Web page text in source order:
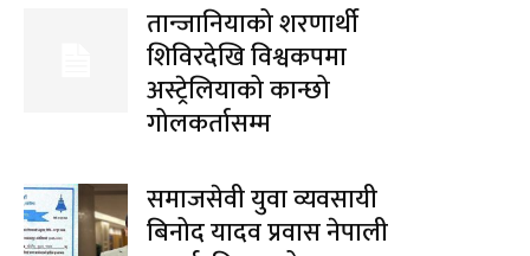
तान्जानियाको शरणार्थी
शिविरदेखि विश्वकपमा
अस्ट्रेलियाको कान्छो
गोलकर्तासम्म
समाजसेवी युवा व्यवसायी
बिनोद यादव प्रवास नेपाली